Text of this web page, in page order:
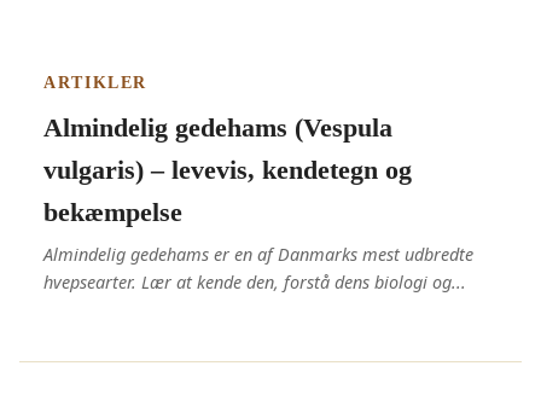
ARTIKLER
Almindelig gedehams (Vespula
vulgaris) – levevis, kendetegn og
bekæmpelse
Almindelig gedehams er en af Danmarks mest udbredte
hvepsearter. Lær at kende den, forstå dens biologi og...